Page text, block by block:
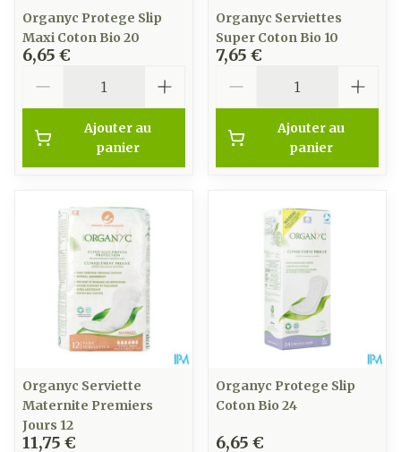
Organyc Protege Slip
Maxi Coton Bio 20
6,65 €
Ajouter au
panier
Organyc Serviettes
Super Coton Bio 10
7,65 €
Ajouter au
panier
Organyc Serviette
Maternite Premiers
Jours 12
11,75 €
Organyc Protege Slip
Coton Bio 24
6,65 €